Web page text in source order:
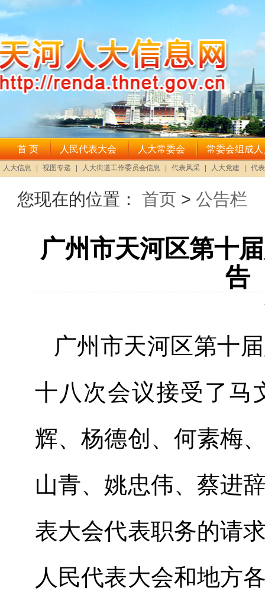
您现在的位置： 首页 > 公告栏
广州市天河区第十
告
广州市天河区第十
十八 次会议接受了 马
辉、杨德创、何素梅
山青、姚忠伟、蔡进
表大会代表职务的请
人民代表大会和地方